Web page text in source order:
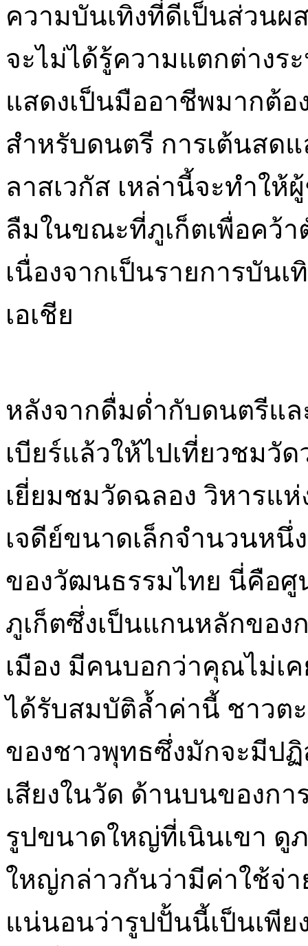
ความบันเทิงที่ดีเป็นส่วน
จะไม่ได้รู้ความแตกต่าง
แสดงเป็นมืออาชีพมากต้อ
สำหรับดนตรี การเต้นสด
ลาสเวกัส เหล่านี้จะทำใ
ลืมในขณะที่ภูเก็ตเพื่อคว้
เนื่องจากเป็นรายการบัน
เอเชีย
หลังจากดื่มด่ำกับดนตรีแ
เบียร์แล้วให้ไปเที่ยวชมวั
เยี่ยมชมวัดฉลอง วิหารแ
เจดีย์ขนาดเล็กจำนวนหนึ่
ของวัฒนธรรมไทย นี่คือ
ภูเก็ตซึ่งเป็นแกนหลักขอ
เมือง มีคนบอกว่าคุณไม่เ
ได้รับสมบัติล้ำค่านี้ ชาวต
ของชาวพุทธซึ่งมักจะมีป
เสียงในวัด ด้านบนของก
รูปขนาดใหญ่ที่เนินเขา ดู
ใหญ่กล่าวกันว่ามีค่าใช้จ่
แน่นอนว่ารูปปั้นนี้เป็นเพีย